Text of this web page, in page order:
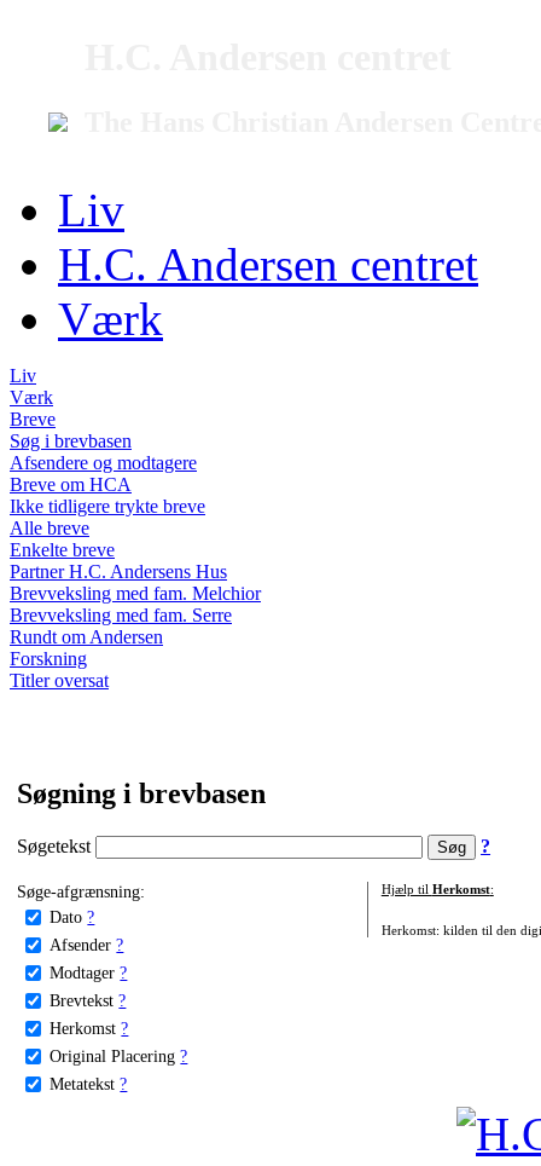
Liv
H.C. Andersen centret
Værk
Liv
Værk
Breve
Søg i brevbasen
Afsendere og modtagere
Breve om HCA
Ikke tidligere trykte breve
Alle breve
Enkelte breve
Partner H.C. Andersens Hus
Brevveksling med fam. Melchior
Brevveksling med fam. Serre
Rundt om Andersen
Forskning
Titler oversat
Søgning i brevbasen
Søgetekst ?
Søge-afgrænsning:
Dato ?
Afsender ?
Modtager ?
Brevtekst ?
Herkomst ?
Original Placering ?
Metatekst ?
Hjælp til Herkomst:
Herkomst: kilden til den